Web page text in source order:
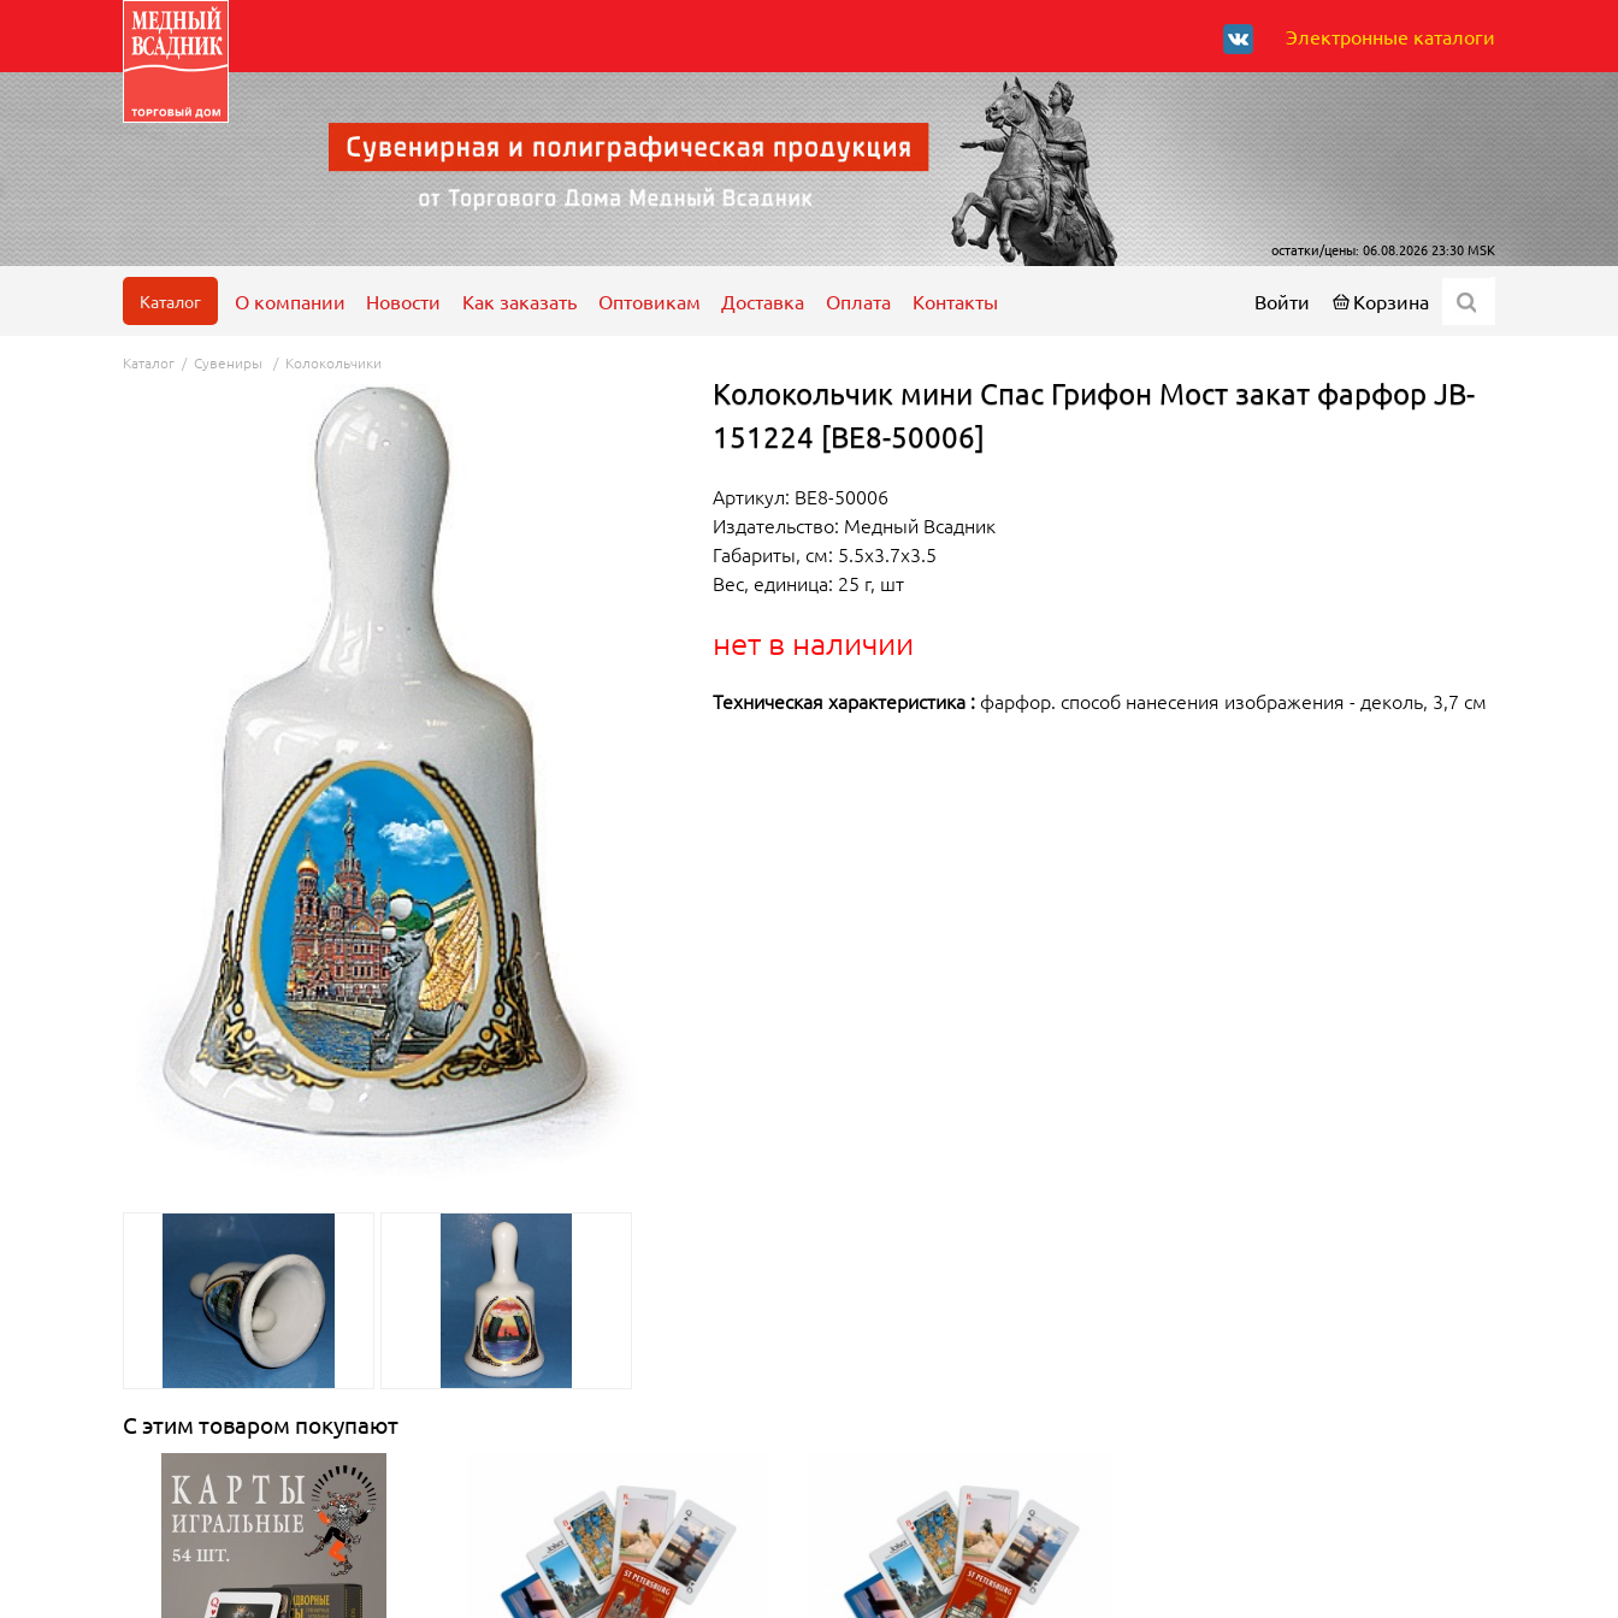
Электронные каталоги
остатки/цены: 06.08.2026 23:30 MSK
Войти Корзина
Каталог О компании Новости Как заказать Оптовикам Доставка Оплата Контакты
Каталог / Сувениры / Колокольчики
Колокольчик мини Спас Грифон Мост закат фарфор JB-
151224 [ВЕ8-50006]
Артикул: ВЕ8-50006
Издательство: Медный Всадник
Габариты, см: 5.5x3.7x3.5
Вес, единица: 25 г, шт
нет в наличии
Техническая характеристика : фарфор. способ нанесения изображения - деколь, 3,7 см
С этим товаром покупают